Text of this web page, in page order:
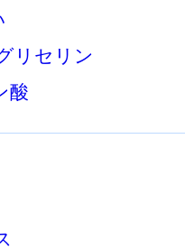
リセリン
酸